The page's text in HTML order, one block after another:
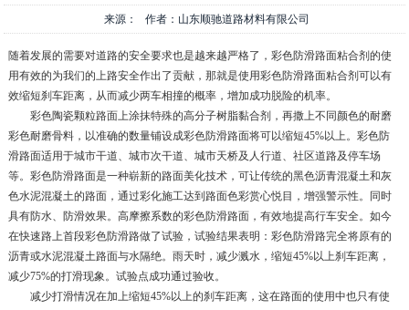
来源： 作者：山东顺驰道路材料有限公司
随着发展的需要对道路的安全要求也是越来越严格了，彩色防滑路面粘合剂的使
用有效的为我们的上路安全作出了贡献，那就是使用彩色防滑路面粘合剂可以有
效缩短刹车距离，从而减少两车相撞的概率，增加成功脱险的机率。
彩色陶瓷颗粒路面上涂抹特殊的高分子树脂黏合剂，再撒上不同颜色的耐磨
彩色耐磨骨料，以准确的数量铺设成彩色防滑路面将可以缩短45%以上。彩色防
滑路面适用于城市干道、城市次干道、城市天桥及人行道、社区道路及停车场
等。彩色防滑路面是一种崭新的路面美化技术，可让传统的黑色沥青混凝土和灰
色水泥混凝土的路面，通过彩化施工达到路面色彩赏心悦目，增强警示性。同时
具有防水、防滑效果。高摩擦系数的彩色防滑路面，有效地提高行车安全。如今
在快速路上首段彩色防滑路做了试验，试验结果表明：彩色防滑路完全将原有的
沥青或水泥混凝土路面与水隔绝。雨天时，减少溅水，缩短45%以上刹车距离，
减少75%的打滑现象。试验点成功通过验收。
减少打滑情况在加上缩短45%以上的刹车距离，这在路面的使用中也只有使